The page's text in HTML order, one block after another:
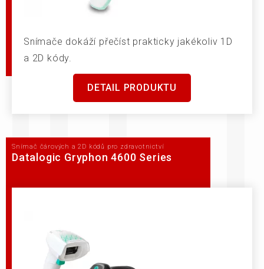
Snímače dokáží přečíst prakticky jakékoliv 1D
a 2D kódy.
DETAIL PRODUKTU
Snímač čárových a 2D kódů pro zdravotnictví
Datalogic Gryphon 4600 Series